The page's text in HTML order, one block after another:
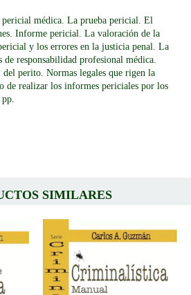
médica. La prueba pericial. El
Informe pericial. La valoración de la
y los errores en la justicia penal. La
responsabilidad profesional médica.
del perito. Normas legales que rigen la
de realizar los informes periciales por los
SIMILARES